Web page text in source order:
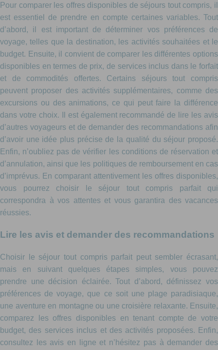
Pour comparer les offres disponibles de séjours tout compris, il
est essentiel de prendre en compte certaines variables. Tout
d’abord, il est important de déterminer vos préférences de
voyage, telles que la destination, les activités souhaitées et le
budget. Ensuite, il convient de comparer les différentes options
disponibles en termes de prix, de services inclus dans le forfait
et de commodités offertes. Certains séjours tout compris
peuvent proposer des activités supplémentaires, comme des
excursions ou des animations, ce qui peut faire la différence
dans votre choix. Il est également recommandé de lire les avis
d’autres voyageurs et de demander des recommandations afin
d’avoir une idée plus précise de la qualité du séjour proposé.
Enfin, n’oubliez pas de vérifier les conditions de réservation et
d’annulation, ainsi que les politiques de remboursement en cas
d’imprévus. En comparant attentivement les offres disponibles,
vous pourrez choisir le séjour tout compris parfait qui
correspondra à vos attentes et vous garantira des vacances
réussies.
Lire les avis et demander des recommandations
Choisir le séjour tout compris parfait peut sembler écrasant,
mais en suivant quelques étapes simples, vous pouvez
prendre une décision éclairée. Tout d’abord, définissez vos
préférences de voyage, que ce soit une plage paradisiaque,
une aventure en montagne ou une croisière relaxante. Ensuite,
comparez les offres disponibles en tenant compte de votre
budget, des services inclus et des activités proposées. Enfin,
consultez les avis en ligne et n’hésitez pas à demander des